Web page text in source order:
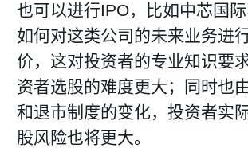
也可以进行IPO，比如中芯国际
如何对这类公司的未来业务进
价，这对投资者的专业知识要
资者选股的难度更大；同时也
和退市制度的变化，投资者实
股风险也将更大。